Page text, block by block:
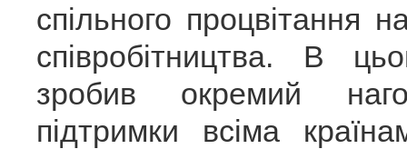
спільного процвітання
співробітництва. В
зробив окремий
підтримки всіма